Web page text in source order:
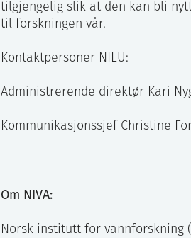
tilgjengelig slik at den kan bli
til forskningen vår.
Kontaktpersoner NILU:
Administrerende direktør Kari
Kommunikasjonssjef Christine
Om NIVA:
Norsk institutt for vannforskning